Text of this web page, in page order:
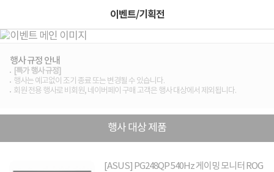
이벤트/기획전
행사 규정 안내
[특가 행사 규정]
행사는 예고없이 조기 종료 또는 변경될 수 있습니다.
회원 전용 행사로 비회원, 네이버페이 구매 고객은 행사 대상에서 제외됩니다.
행사 대상 제품
[ASUS] PG248QP 540Hz 게이밍 모니터 ROG